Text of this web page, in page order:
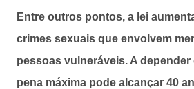
Entre outros pontos, a lei
crimes sexuais que envolvem
pessoas vulneráveis. A depender
pena máxima pode alcançar 40